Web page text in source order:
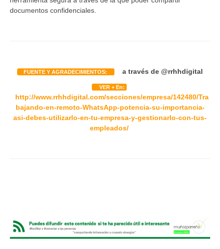
documentos confidenciales.
FUENTE Y AGRADECIMIENTOS: a través de @rrhhdigital
VER + En:
http://www.rrhhdigital.com/secciones/empresa/142480/Tra
bajando-en-remoto-WhatsApp-potencia-su-importancia-
asi-debes-utilizarlo-en-tu-empresa-y-gestionarlo-con-tus-
empleados/